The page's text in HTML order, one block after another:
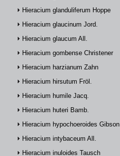
Hieracium glanduliferum Hoppe
Hieracium glaucinum Jord.
Hieracium glaucum All.
Hieracium gombense Christener
Hieracium harzianum Zahn
Hieracium hirsutum Fröl.
Hieracium humile Jacq.
Hieracium huteri Bamb.
Hieracium hypochoeroides Gibson
Hieracium intybaceum All.
Hieracium inuloides Tausch